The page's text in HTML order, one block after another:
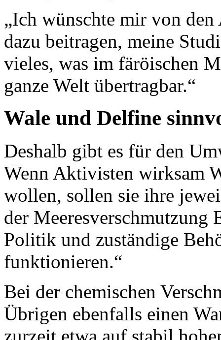
„Ich wünschte mir von
dazu beitragen, meine
vieles, was im färöischen
ganze Welt übertragbar.“
Wale und Delfine
Deshalb gibt es für den
Wenn Aktivisten wirksam
wollen, sollen sie ihre
der Meeresverschmutzung
Politik und zuständige
funktionieren.“
Bei der chemischen
Übrigen ebenfalls einen